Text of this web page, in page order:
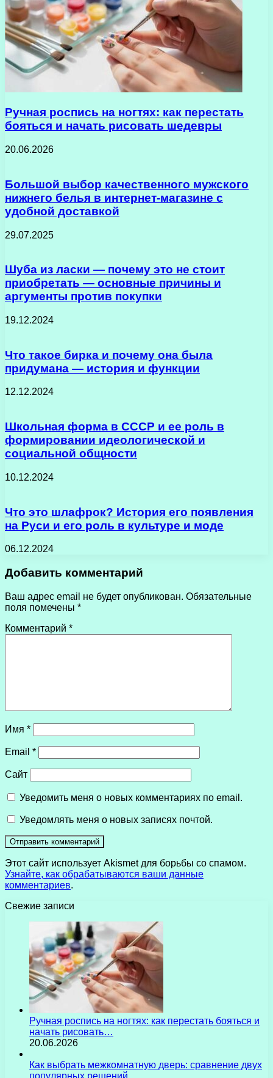
Ручная роспись на ногтях: как перестать
бояться и начать рисовать шедевры
20.06.2026
Большой выбор качественного мужского
нижнего белья в интернет-магазине с
удобной доставкой
29.07.2025
Шуба из ласки — почему это не стоит
приобретать — основные причины и
аргументы против покупки
19.12.2024
Что такое бирка и почему она была
придумана — история и функции
12.12.2024
Школьная форма в СССР и ее роль в
формировании идеологической и
социальной общности
10.12.2024
Что это шлафрок? История его появления
на Руси и его роль в культуре и моде
06.12.2024
Добавить комментарий
Ваш адрес email не будет опубликован. Обязательные
поля помечены *
Комментарий *
Имя *
Email *
Сайт
Уведомить меня о новых комментариях по email.
Уведомлять меня о новых записях почтой.
Этот сайт использует Akismet для борьбы со спамом.
Узнайте, как обрабатываются ваши данные
комментариев.
Свежие записи
Ручная роспись на ногтях: как перестать бояться и
начать рисовать…
20.06.2026
Как выбрать межкомнатную дверь: сравнение двух
популярных решений